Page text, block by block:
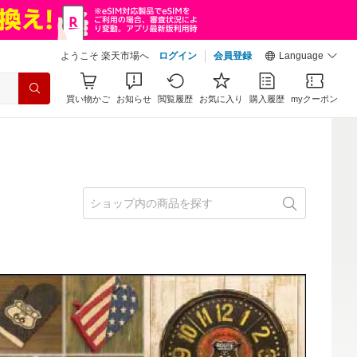
ようこそ 楽天市場へ ログイン 会員登録 Language
買い物かご お知らせ 閲覧履歴 お気に入り 購入履歴 myクーポン